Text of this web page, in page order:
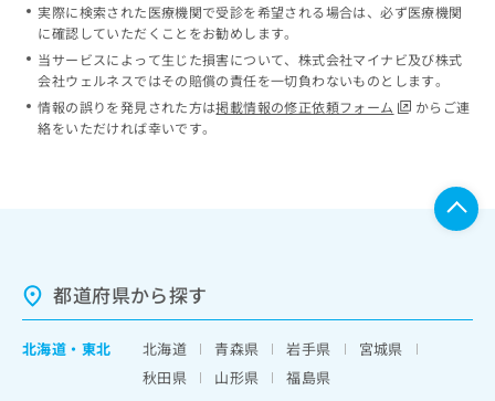
実際に検索された医療機関で受診を希望される場合は、必ず医療機関
に確認していただくことをお勧めします。
当サービスによって生じた損害について、株式会社マイナビ及び株式
会社ウェルネスではその賠償の責任を一切負わないものとします。
情報の誤りを発見された方は掲載情報の修正依頼フォーム
からご連
絡をいただければ幸いです。
都道府県から探す
北海道 ・ 東北 北海道 青森県 岩手県
宮城県
秋田県
山形県
福島県